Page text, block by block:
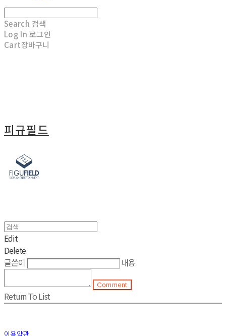
Search 검색
Log In 로그인
Cart장바구니
피규필드
Edit
Delete
글쓴이
내용
Comment
Return To List
이용약관